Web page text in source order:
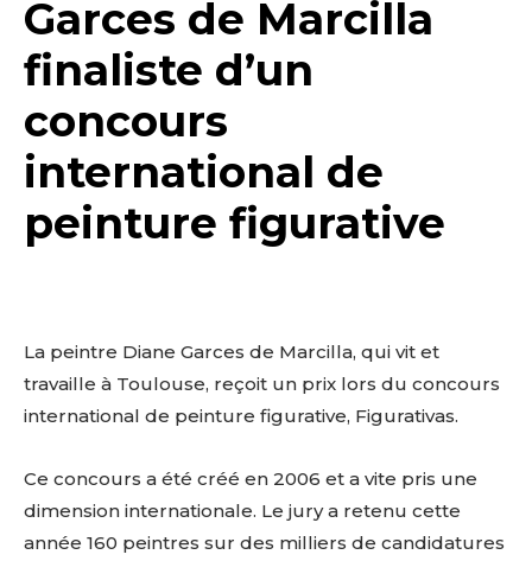
Garces de Marcilla
finaliste d’un
concours
international de
peinture figurative
La peintre Diane Garces de Marcilla, qui vit et
travaille à Toulouse, reçoit un prix lors du concours
international de peinture figurative, Figurativas.
Ce concours a été créé en 2006 et a vite pris une
dimension internationale. Le jury a retenu cette
année 160 peintres sur des milliers de candidatures